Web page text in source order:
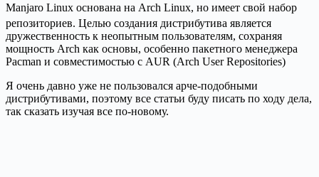
Manjaro Linux основана на Arch Linux, но имеет свой набор
репозиториев. Целью создания дистрибутива является
дружественность к неопытным пользователям, сохраняя
мощность Arch как основы, особенно пакетного менеджера
Pacman и совместимостью с AUR (Arch User Repositories)
Я очень давно уже не пользовался арче-подобными
дистрибутивами, поэтому все статьи буду писать по ходу дела,
так сказать изучая все по-новому.